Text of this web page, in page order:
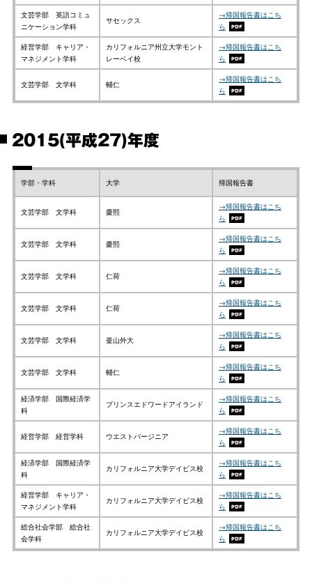
文芸学部 英語コミュ
ニケーション学科
サセックス
→帰国報告書はこち
ら
経営学部 キャリア・
マネジメント学科
カリフォルニア州立大学モント
レーベイ校
→帰国報告書はこち
ら
文芸学部 文学科 輔仁
→帰国報告書はこち
ら
2015(平成27)年度
学部・学科 大学 帰国報告書
文芸学部 文学科 慶熙
→帰国報告書はこち
ら
文芸学部 文学科 慶熙
→帰国報告書はこち
ら
文芸学部 文学科 仁荷
→帰国報告書はこち
ら
文芸学部 文学科 仁荷
→帰国報告書はこち
ら
文芸学部 文学科 釜山外大
→帰国報告書はこち
ら
文芸学部 文学科 輔仁
→帰国報告書はこち
ら
経済学部 国際経済学
科
プリンスエドワードアイランド
→帰国報告書はこち
ら
経営学部 経営学科 ウエストバージニア
→帰国報告書はこち
ら
経済学部 国際経済学
科
カリフォルニア大学デイビス校
→帰国報告書はこち
ら
経営学部 キャリア・
マネジメント学科
カリフォルニア大学デイビス校
→帰国報告書はこち
ら
総合社会学部 総合社
会学科
カリフォルニア大学デイビス校
→帰国報告書はこち
ら